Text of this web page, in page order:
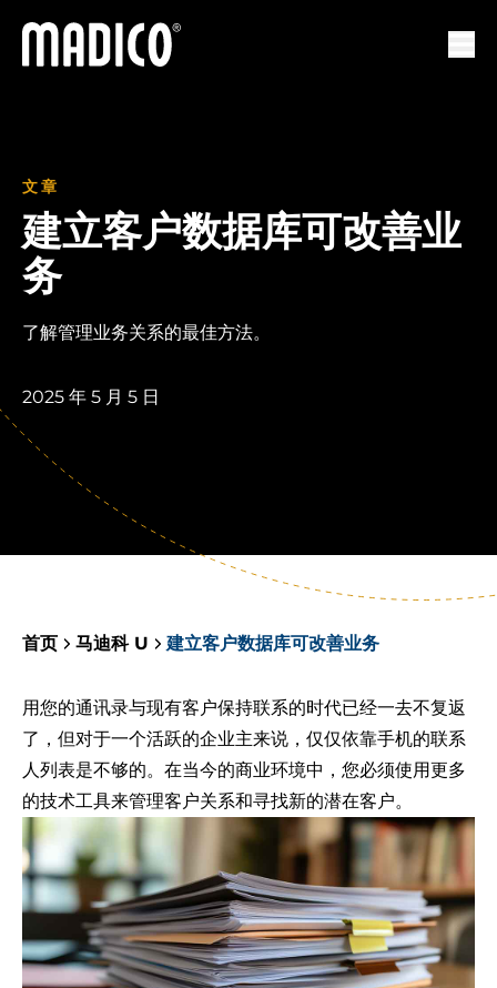
马迪科
文章
建立客户数据库可改善业
务
了解管理业务关系的最佳方法。
2025 年 5 月 5 日
首页 马迪科 U 建立客户数据库可改善业务
用您的通讯录与现有客户保持联系的时代已经一去不复返
了，但对于一个活跃的企业主来说，仅仅依靠手机的联系
人列表是不够的。在当今的商业环境中，您必须使用更多
的技术工具来管理客户关系和寻找新的潜在客户。